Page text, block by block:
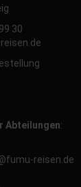
30
Abteilungen:
reisen.de